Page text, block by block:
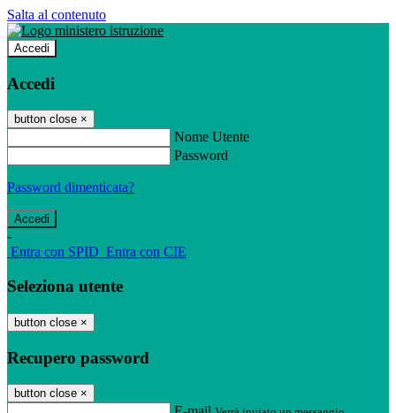
Salta al contenuto
Accedi
Accedi
button close ×
Nome Utente
Password
Password dimenticata?
-
Entra con SPID Entra con CIE
Seleziona utente
button close ×
Recupero password
button close ×